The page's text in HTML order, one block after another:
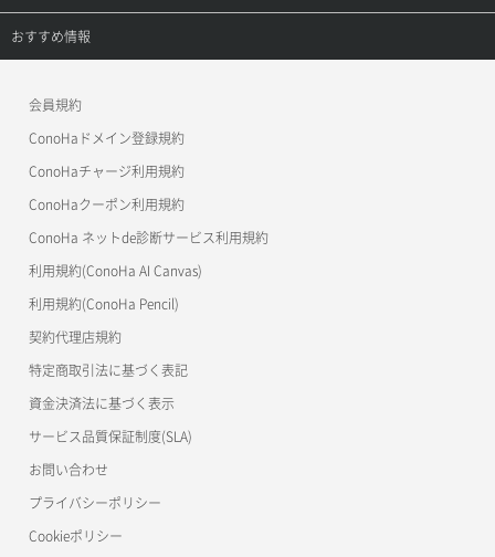
APIドキュメントVPS3.0
APIドキュメントVPS2.0
APIドキュメントVPS3.0
ご利用ガイド
サポートトップ
おすすめ情報
美雲このは徹底ガイド
会員規約
ConoHaドメイン登録規約
ConoHaチャージ利用規約
ConoHaクーポン利用規約
ConoHa ネットde診断サービス利用規約
利用規約(ConoHa AI Canvas)
利用規約(ConoHa Pencil)
契約代理店規約
特定商取引法に基づく表記
資金決済法に基づく表示
サービス品質保証制度(SLA)
お問い合わせ
プライバシーポリシー
Cookieポリシー